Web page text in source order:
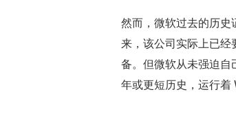
然而，微软过去的历
来，该公司实际上已经
备。但微软从未强迫
年或更短历史，运行着